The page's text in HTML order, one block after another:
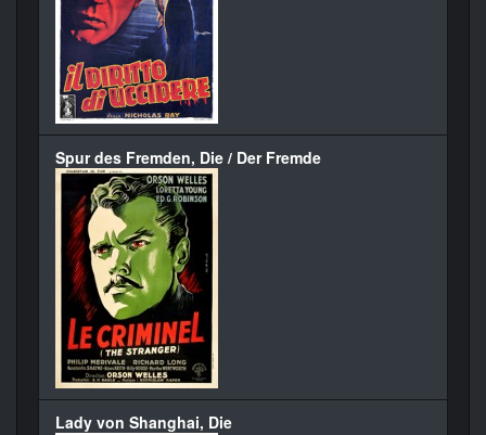
Spur des Fremden, Die / Der Fremde
Lady von Shanghai, Die